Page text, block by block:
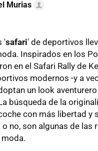
Murias
'safari' de deportivos
Inspirados en los
en el Safari Rally de
modernos -y a
un look
búsqueda de la
con más libertad y
no, son algunas de las